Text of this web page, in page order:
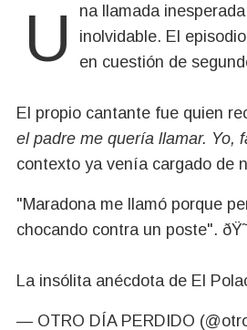
Una llamada
inolvidable. El
en cuestión de
El propio cantante fue quien
el padre me quería llamar. Yo,
contexto ya venía cargado de
"Maradona me llamó porque
chocando contra un poste".
La insólita anécdota de El
— OTRO DÍA PERDIDO